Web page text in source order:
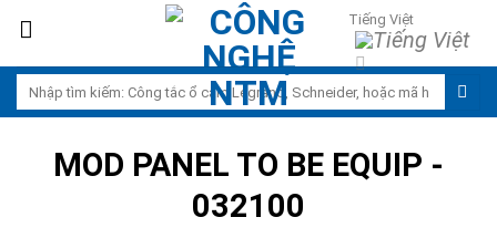
content
Tiếng Việt
Search
for:
MOD PANEL TO BE EQUIP -
032100